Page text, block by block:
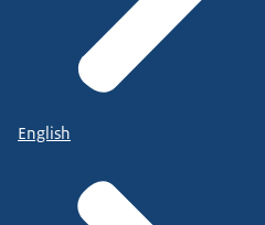
English